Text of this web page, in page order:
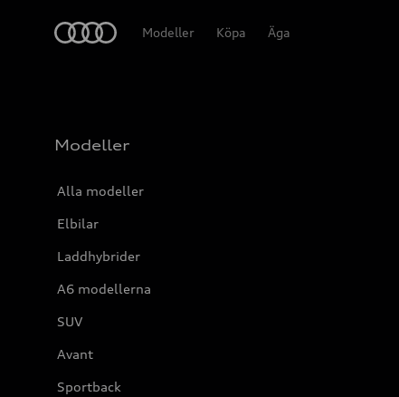
Modeller Köpa Äga
Modeller
Alla modeller
Elbilar
Laddhybrider
A6 modellerna
SUV
Avant
Sportback